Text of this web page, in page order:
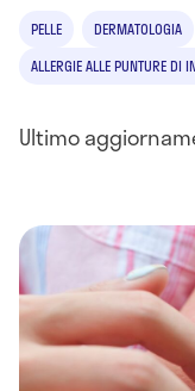
PELLE DERMATOLOGIA
ALLERGIE ALLE PUNTURE DI
Ultimo